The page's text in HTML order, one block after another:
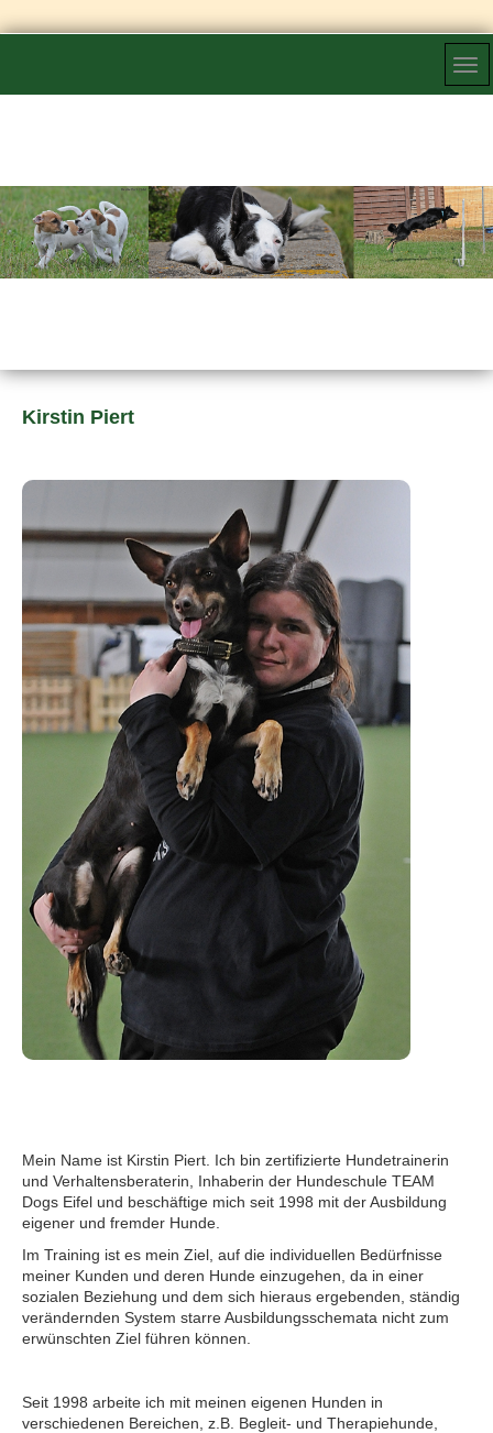
Kirstin Piert
Mein Name ist Kirstin Piert. Ich bin zertifizierte Hundetrainerin
und Verhaltensberaterin, Inhaberin der Hundeschule TEAM
Dogs Eifel und beschäftige mich seit 1998 mit der Ausbildung
eigener und fremder Hunde.
Im Training ist es mein Ziel, auf die individuellen Bedürfnisse
meiner Kunden und deren Hunde einzugehen, da in einer
sozialen Beziehung und dem sich hieraus ergebenden, ständig
verändernden System starre Ausbildungsschemata nicht zum
erwünschten Ziel führen können.
Seit 1998 arbeite ich mit meinen eigenen Hunden in
verschiedenen Bereichen, z.B. Begleit- und Therapiehunde,